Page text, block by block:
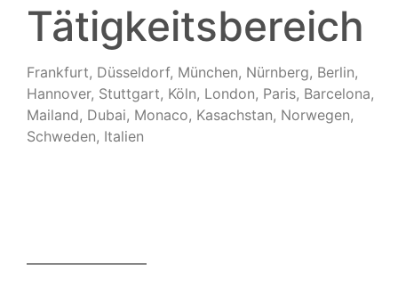
Tätigkeitsbereich
Frankfurt, Düsseldorf, München, Nürnberg, Berlin,
Hannover, Stuttgart, Köln, London, Paris, Barcelona,
Mailand, Dubai, Monaco, Kasachstan, Norwegen,
Schweden, Italien